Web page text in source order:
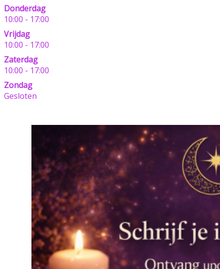
Donderdag
10:00 - 17:00
Vrijdag
10:00 - 17:00
Zaterdag
10:00 - 17:00
Zondag
Gesloten